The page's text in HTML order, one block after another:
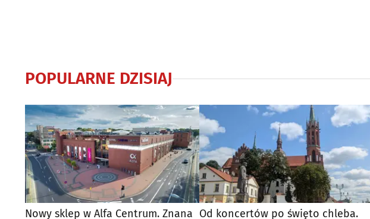
POPULARNE DZISIAJ
Nowy sklep w Alfa Centrum. Znana Od koncertów po święto chleba.